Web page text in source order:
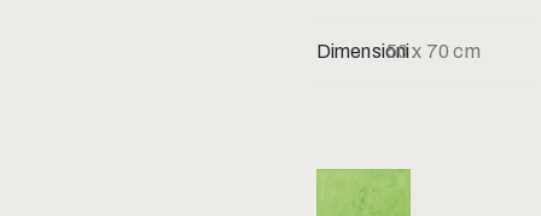
Dimensioni:50 x 70 cm